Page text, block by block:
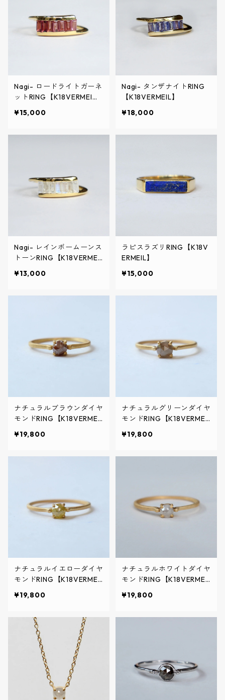
Nagi- ロードライトガーネ
ットRING【K18VERMEI
¥15,000
Nagi- タンザナイトRING
【K18VERMEIL】
¥18,000
Nagi- レインボームーンス
トーンRING【K18VERMEI
¥13,000
ラピスラズリRING【K18V
ERMEIL】
¥15,000
ナチュラルブラウンダイヤ
モンドRING【K18VERMEI
¥19,800
ナチュラルグリーンダイヤ
モンドRING【K18VERMEI
¥19,800
ナチュラルイエローダイヤ
モンドRING【K18VERMEI
¥19,800
ナチュラルホワイトダイヤ
モンドRING【K18VERMEI
¥19,800